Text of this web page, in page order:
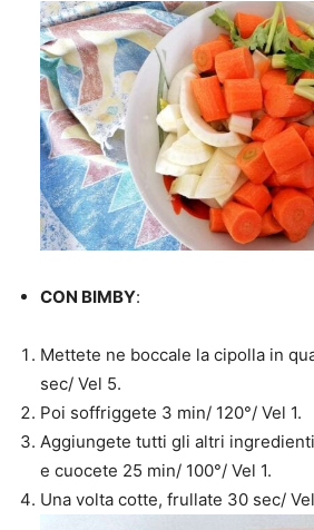
CON BIMBY:
Mettete ne boccale la cipolla in
sec/ Vel 5.
Poi soffriggete 3 min/ 120°/ Vel 1.
Aggiungete tutti gli altri
e cuocete 25 min/ 100°/ Vel 1.
Una volta cotte, frullate 30 sec/